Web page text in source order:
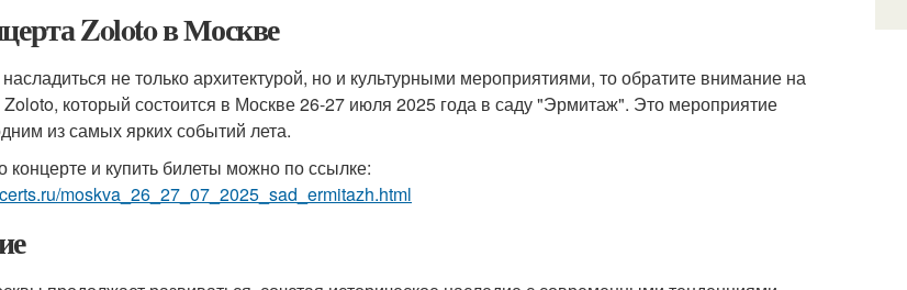
Zoloto в Москве
не только архитектурой, но и культурными мероприятиями, то обратите внимание на
Zoloto, который состоится в Москве 26-27 июля 2025 года в саду "Эрмитаж". Это мероприятие
из самых ярких событий лета.
концерте и купить билеты можно по ссылке:
moskva_26_27_07_2025_sad_ermitazh.html